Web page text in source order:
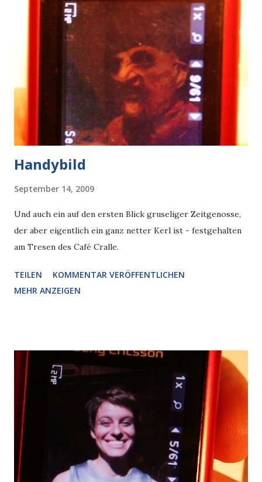
Handybild
September 14, 2009
Und auch ein auf den ersten Blick gruseliger Zeitgenosse,
der aber eigentlich ein ganz netter Kerl ist - festgehalten
am Tresen des Café Cralle.
TEILEN
KOMMENTAR VERÖFFENTLICHEN
MEHR ANZEIGEN